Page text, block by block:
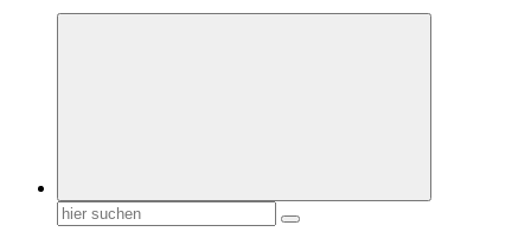
Suchen
nach: